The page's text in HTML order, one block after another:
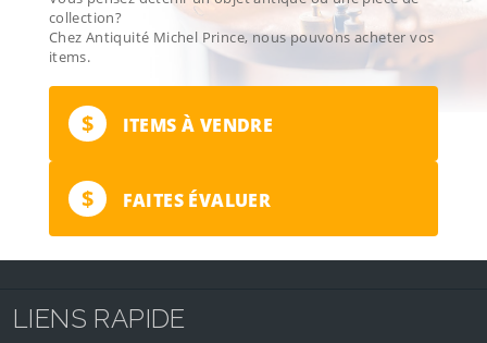
collection?
Chez Antiquité Michel Prince, nous pouvons acheter vos
items.
$ ITEMS À VENDRE
$ FAITES ÉVALUER
LIENS RAPIDE